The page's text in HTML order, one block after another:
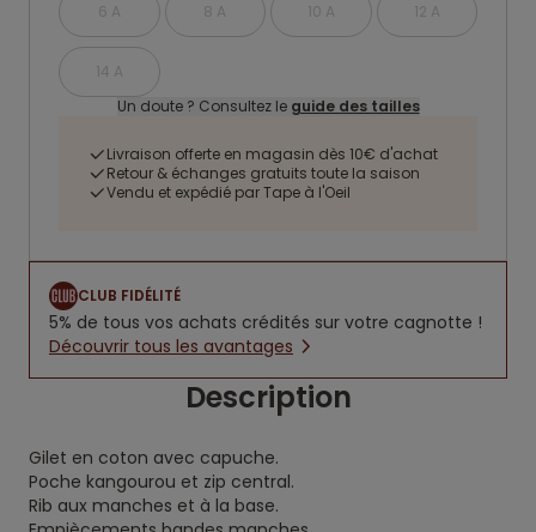
6 A 8 A 10 A 12 A
14 A
Un doute ? Consultez le guide des tailles
Livraison offerte en magasin dès 10€ d'achat
Retour & échanges gratuits toute la saison
Vendu et expédié par Tape à l'Oeil
CLUB FIDÉLITÉ
5% de tous vos achats crédités sur votre cagnotte !
Découvrir tous les avantages
Description
Gilet en coton avec capuche.
Poche kangourou et zip central.
Rib aux manches et à la base.